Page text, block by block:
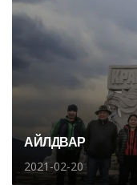
АЙЛДВАР
2021-02-20